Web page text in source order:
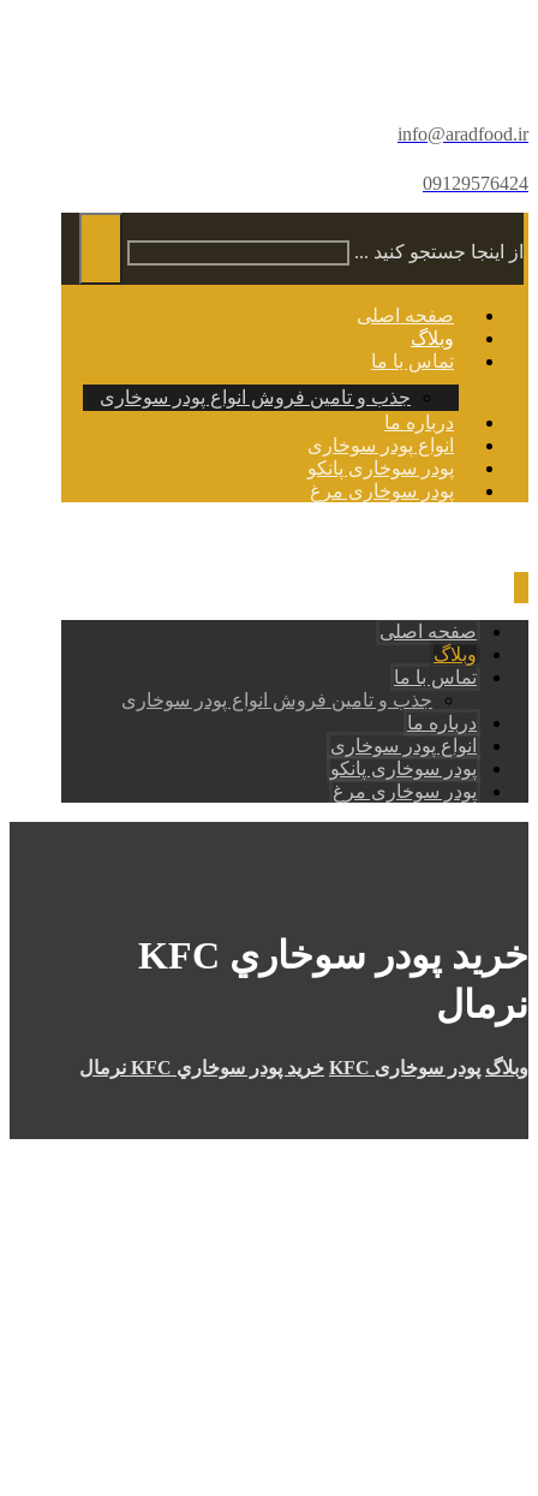
info@aradfood.ir
09129576424
از اینجا جستجو کنید ...
صفحه اصلی
وبلاگ
تماس با ما
جذب و تامین فروش انواع پودر سوخاری
درباره ما
انواع پودر سوخاری
پودر سوخاری پانکو
پودر سوخاری مرغ
صفحه اصلی
وبلاگ
تماس با ما
جذب و تامین فروش انواع پودر سوخاری
درباره ما
انواع پودر سوخاری
پودر سوخاری پانکو
پودر سوخاری مرغ
خرید پودر سوخاري KFC
نرمال
وبلاگ پودر سوخاری KFC خرید پودر سوخاري KFC نرمال